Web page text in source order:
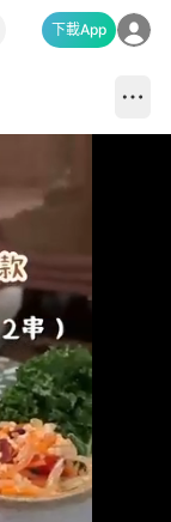
下載App